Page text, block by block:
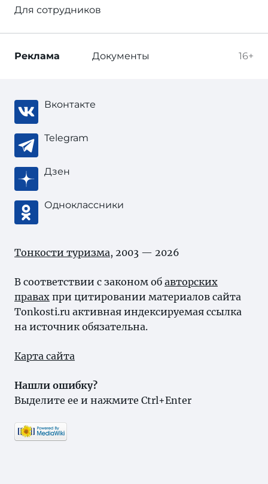
Для сотрудников
16+
Реклама Документы
Вконтакте
Telegram
Дзен
Одноклассники
Тонкости туризма, 2003 — 2026
В соответствии с законом об авторских
правах при цитировании материалов сайта
Tonkosti.ru активная индексируемая ссылка
на источник обязательна.
Карта сайта
Нашли ошибку?
Выделите ее и нажмите Ctrl+Enter